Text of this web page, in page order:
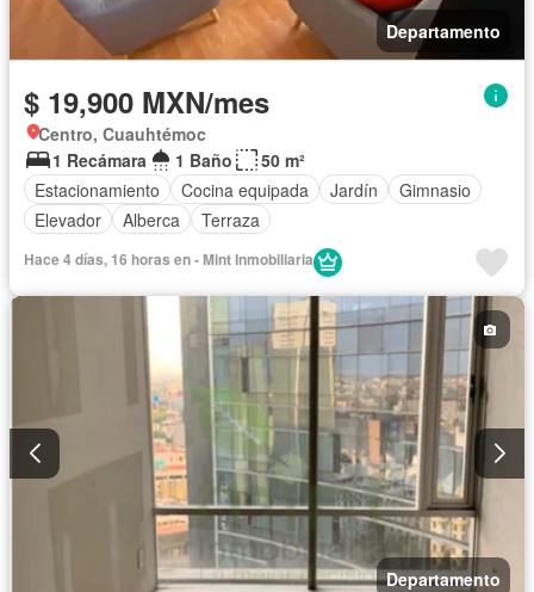
Departamento
$ 19,900 MXN/mes
Centro, Cuauhtémoc
1 Recámara
1 Baño
50 m²
Estacionamiento
Cocina equipada Jardín
Gimnasio
Elevador
Alberca Terraza
Hace 4 días, 16 horas en - Mint Inmobiliaria
Departamento